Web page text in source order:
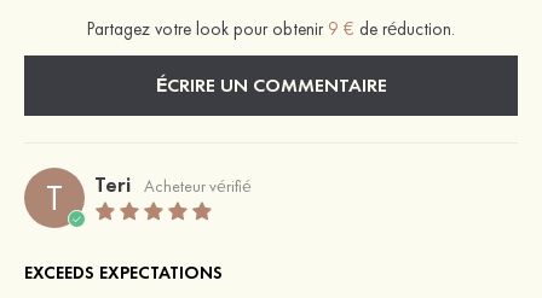
Partagez votre look pour obtenir 9 € de réduction.
ÉCRIRE UN COMMENTAIRE
T Teri Acheteur vérifié
EXCEEDS EXPECTATIONS